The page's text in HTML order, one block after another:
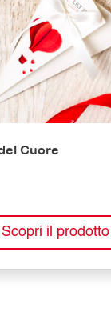
Cuore
Scopri il prodotto